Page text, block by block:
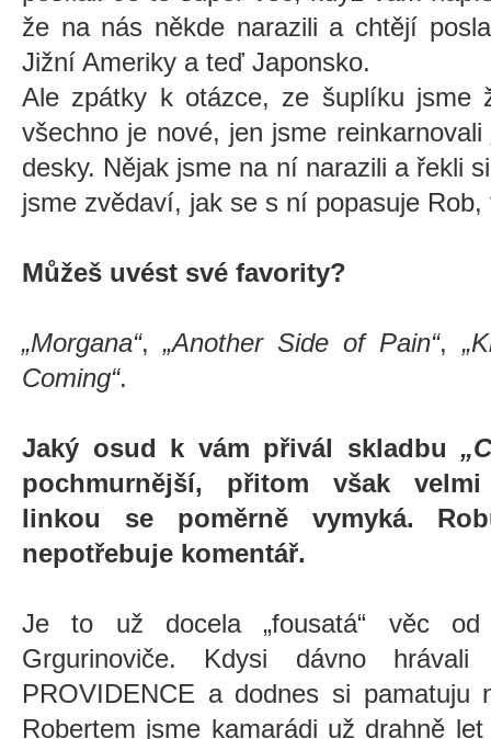
že na nás někde narazili a chtějí
Jižní Ameriky a teď Japonsko.
Ale zpátky k otázce, ze šuplíku jsme
všechno je nové, jen jsme reinkarnovali
desky. Nějak jsme na ní narazili a řekli
jsme zvědaví, jak se s ní popasuje Rob,
Můžeš uvést své favority?
„Morgana“,„Another Side of Pain“,
Coming“.
Jaký osud k vám přivál skladbu
pochmurnější, přitom však
linkou se poměrně vymyká.
nepotřebuje komentář.
Je to už docela „fousatá“ věc od
Grgurinoviče. Kdysi dávno
PROVIDENCE a dodnes si pamatuju
Robertem jsme kamarádi už drahně